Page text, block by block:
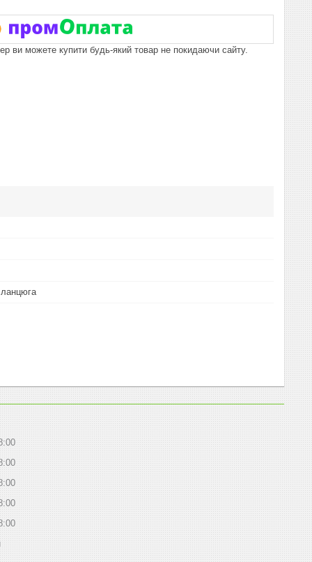
ви можете купити будь-який товар не покидаючи сайту.